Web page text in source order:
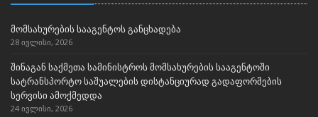
მომსახურების სააგენტოს განცხადება
28 ივლისი, 2026
შინაგან საქმეთა სამინისტროს მომსახურების სააგენტოში
სატრანსპორტო საშუალების დისტანციურად გადაფორმების
სერვისი ამოქმედდა
24 ივლისი, 2026